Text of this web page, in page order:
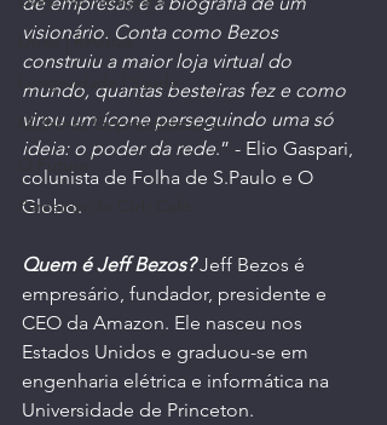
Livros | Revistas
Longevidade | Saúde
Mulheres Empreendedoras
O Futuro
Parceiros do Ctrl+Café
visionário. Conta como Bezos
construiu a maior loja virtual do
mundo, quantas besteiras fez e como
virou um ícone perseguindo uma só
ideia: o poder da rede.” - Elio Gaspari,
colunista de Folha de S.Paulo e O
Globo.
Quem é Jeff Bezos? Jeff Bezos é
empresário, fundador, presidente e
CEO da Amazon. Ele nasceu nos
Estados Unidos e graduou-se em
engenharia elétrica e informática na
Universidade de Princeton.